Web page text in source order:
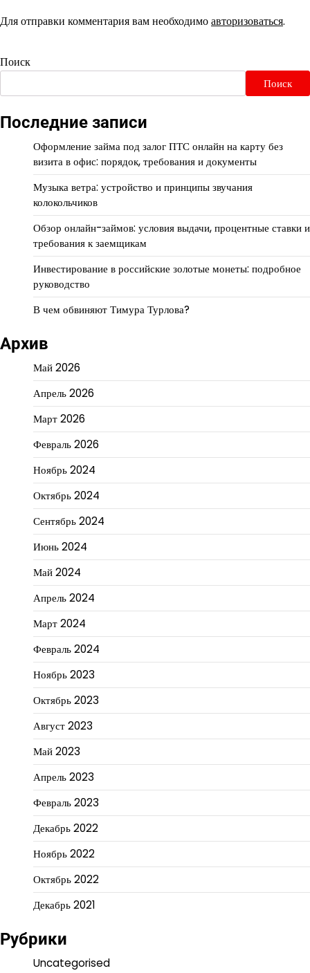
Для отправки комментария вам необходимоавторизоваться.
Поиск
Поиск
Последние записи
Оформление займа под залог ПТС онлайн на карту без
визита в офис: порядок, требования и документы
Музыка ветра: устройство и принципы звучания
колокольчиков
Обзор онлайн-займов: условия выдачи, процентные ставки и
требования к заемщикам
Инвестирование в российские золотые монеты: подробное
руководство
В чем обвиняют Тимура Турлова?
Архив
Май 2026
Апрель 2026
Март 2026
Февраль 2026
Ноябрь 2024
Октябрь 2024
Сентябрь 2024
Июнь 2024
Май 2024
Апрель 2024
Март 2024
Февраль 2024
Ноябрь 2023
Октябрь 2023
Август 2023
Май 2023
Апрель 2023
Февраль 2023
Декабрь 2022
Ноябрь 2022
Октябрь 2022
Декабрь 2021
Рубрики
Uncategorised